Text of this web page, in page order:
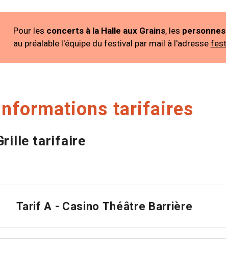
Pour les concerts à la Halle aux Grains, les
au préalable l'équipe du festival par mail à l'adresse
tarifaires
tarifaire
Tarif A - Casino Théâtre Barrière